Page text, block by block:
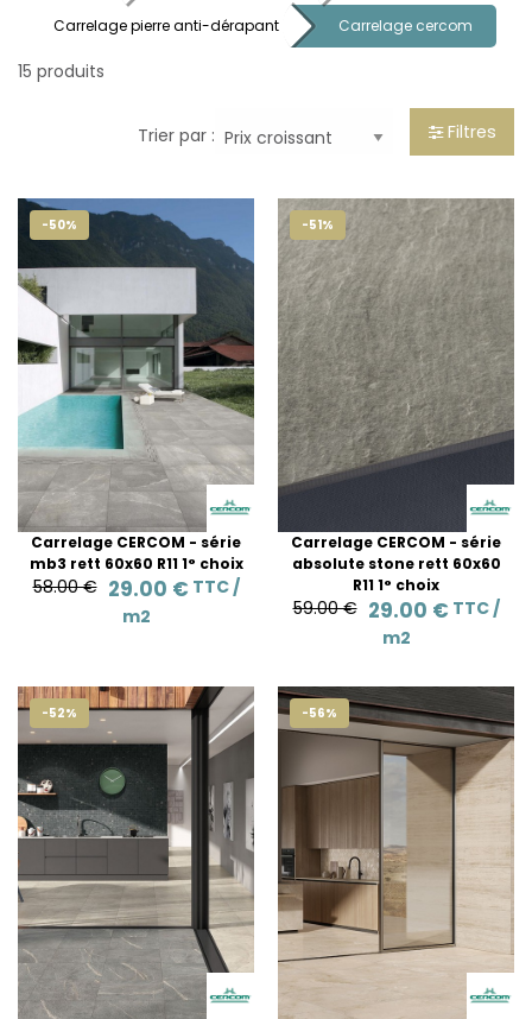
Carrelage pierre anti-dérapant Carrelage cercom
15 produits
Trier par : Filtres
-50%
Carrelage CERCOM - série
mb3 rett 60x60 R11 1° choix
58.00 € 29.00 € TTC /
m2
-51%
Carrelage CERCOM - série
absolute stone rett 60x60
R11 1° choix
59.00 € 29.00 € TTC /
m2
-52% -56%